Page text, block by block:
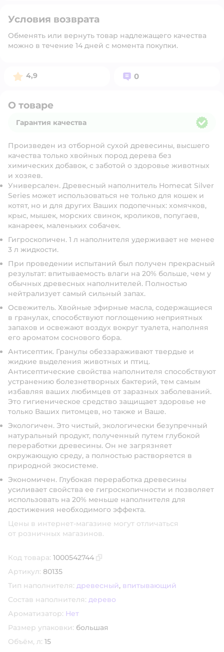
Условия возврата
Обменять или вернуть товар надлежащего качества
можно в течение 14 дней с момента покупки.
Рейтинг:
4,9 Вопросов:
0
О товаре
Гарантия качества
Произведен из отборной сухой древесины, высшего
качества только хвойных пород дерева без
химических добавок, с заботой о здоровье животных
и хозяев.
Универсален. Древесный наполнитель Homecat Silver
Series может использоваться не только для кошек и
котят, но и для других Ваших подопечных: хомячков,
крыс, мышек, морских свинок, кроликов, попугаев,
канареек, маленьких собачек.
Гигроскопичен. 1 л наполнителя удерживает не менее
3 л жидкости.
При проведении испытаний был получен прекрасный
результат: впитываемость влаги на 20% больше, чем у
обычных древесных наполнителей. Полностью
нейтрализует самый сильный запах.
Освежитель. Хвойные эфирные масла, содержащиеся
в гранулах, способствуют поглощению неприятных
запахов и освежают воздух вокруг туалета, наполняя
его ароматом соснового бора.
Антисептик. Гранулы обеззараживают твердые и
жидкие выделения животных и птиц.
Антисептические свойства наполнителя способствуют
устранению болезнетворных бактерий, тем самым
избавляя ваших любимцев от заразных заболеваний.
Это гигиеническое средство защищает здоровье не
только Ваших питомцев, но также и Ваше.
Экологичен. Это чистый, экологически безупречный
натуральный продукт, полученный путем глубокой
переработки древесины. Он не загрязняет
окружающую среду, а полностью растворяется в
природной экосистеме.
Экономичен. Глубокая переработка древесины
усиливает свойства ее гигроскопичности и позволяет
использовать на 20% меньше наполнителя для
достижения необходимого эффекта.
Цены в интернет-магазине могут отличаться
от розничных магазинов.
Код товара: 1000542744
Артикул: 80135
Тип наполнителя: древесный, впитывающий
Состав наполнителя: дерево
Ароматизатор: Нет
Размер упаковки: большая
Объём, л: 15